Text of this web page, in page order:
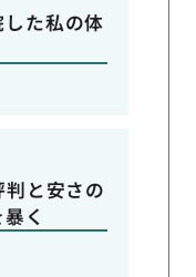
た私の体
と安さの
く